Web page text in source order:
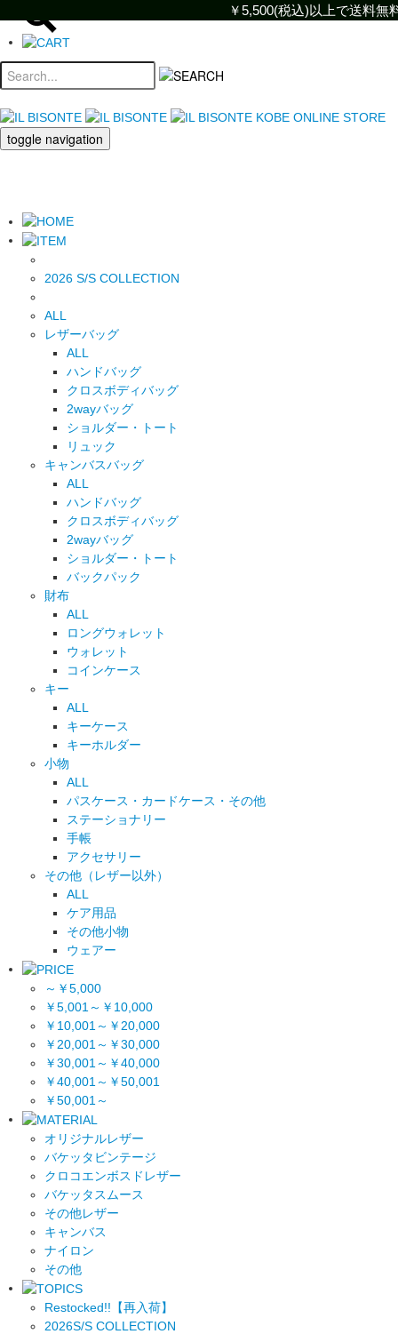
￥5,500(税込)以上で送料
toggle navigation
2026 S/S COLLECTION
ALL
レザーバッグ
ALL
ハンドバッグ
クロスボディバッグ
2wayバッグ
ショルダー・トート
リュック
キャンバスバッグ
ALL
ハンドバッグ
クロスボディバッグ
2wayバッグ
ショルダー・トート
バックパック
財布
ALL
ロングウォレット
ウォレット
コインケース
キー
ALL
キーケース
キーホルダー
小物
ALL
パスケース・カードケース・その他
ステーショナリー
手帳
アクセサリー
その他（レザー以外）
ALL
ケア用品
その他小物
ウェアー
～￥5,000
￥5,001～￥10,000
￥10,001～￥20,000
￥20,001～￥30,000
￥30,001～￥40,000
￥40,001～￥50,001
￥50,001～
オリジナルレザー
バケッタビンテージ
クロコエンボスドレザー
バケッタスムース
その他レザー
キャンバス
ナイロン
その他
Restocked!!【再入荷】
2026S/S COLLECTION
￥5,500(税込)以上で送料無